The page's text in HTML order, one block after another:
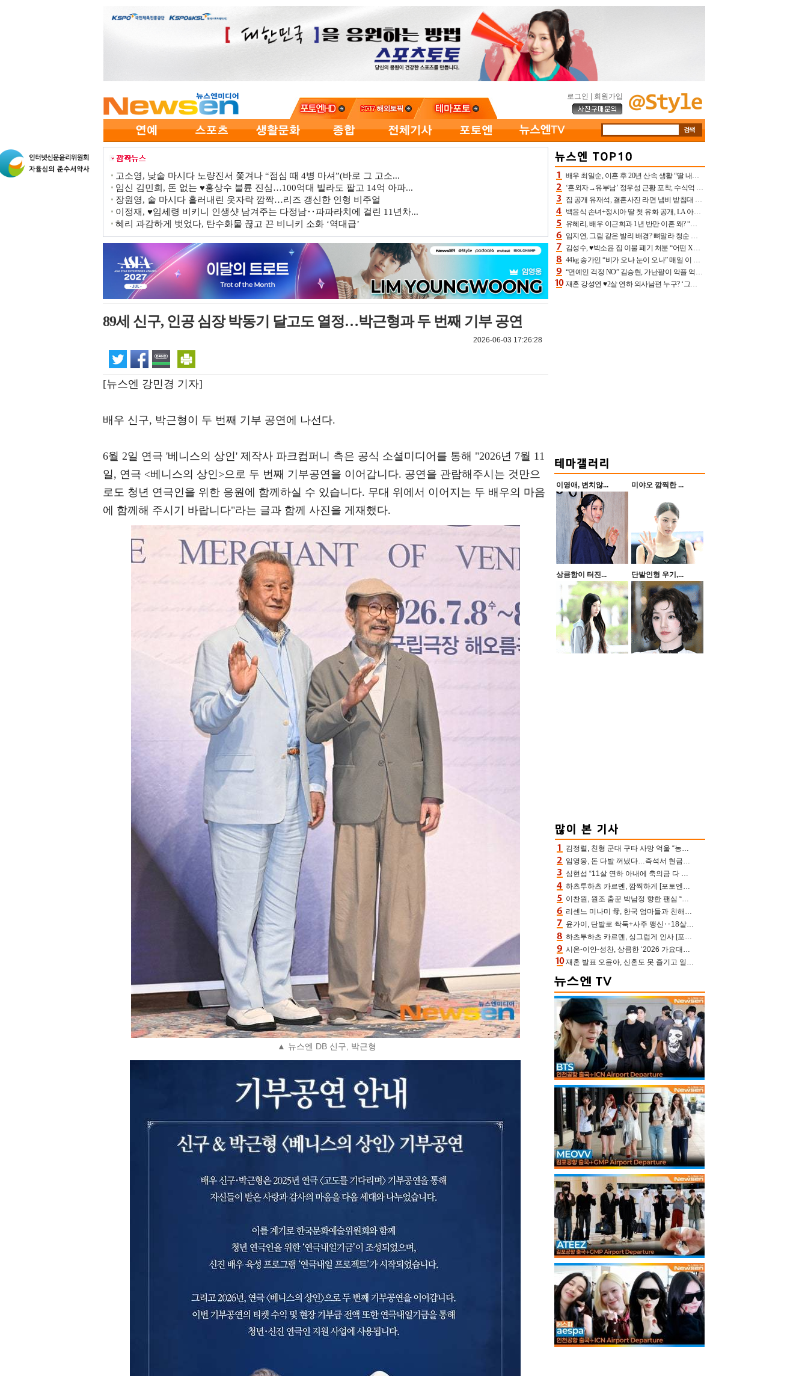
로그인 회원가입
고소영, 낮술 마시다 노량진서 쫓겨나 “점심 때 4병 마셔”(바로 그 고소...
임신 김민희, 돈 없는 ♥홍상수 불륜 진심…100억대 빌라도 팔고 14억 아파...
장원영, 술 마시다 흘러내린 옷자락 깜짝…리즈 갱신한 인형 비주얼
이정재, ♥임세령 비키니 인생샷 남겨주는 다정남‥파파라치에 걸린 11년차...
혜리 과감하게 벗었다, 탄수화물 끊고 끈 비니키 소화 ‘역대급’
89세 신구, 인공 심장 박동기 달고도 열정…박근형과 두 번째 기부 공연
2026-06-03 17:26:28
[뉴스엔 강민경 기자]
배우 신구, 박근형이 두 번째 기부 공연에 나선다.
6월 2일 연극 '베니스의 상인' 제작사 파크컴퍼니 측은 공식 소셜미디어를 통해 "2026년 7월 11
일, 연극 <베니스의 상인>으로 두 번째 기부공연을 이어갑니다. 공연을 관람해주시는 것만으
로도 청년 연극인을 위한 응원에 함께하실 수 있습니다. 무대 위에서 이어지는 두 배우의 마음
에 함께해 주시기 바랍니다"라는 글과 함께 사진을 게재했다.
▲ 뉴스엔 DB 신구, 박근형
배우 최일순, 이혼 후 20년 산속 생활 “딸 내가 버렸다고 원망‥맘 아파”(특종)[어제TV]
‘혼외자→유부남’ 정우성 근황 포착, 수식억 해킹 피해 후배 만났다 “존경하는”
집 공개 유재석, 결혼사진 라면 냄비 받침대 되고 분노‥가족사진도 피해(놀뭐)[어제TV]
백윤식 손녀+정시아 딸 첫 유화 공개, LA 아트쇼→서울국제조각페스타 작가다운 수준급 실력
유혜리, 배우 이근희과 1년 반만 이혼 왜? “식칼 꽂고 의자 던져” 충격 폭로(특종)[어제TV]
임지연, 그림 같은 발리 배경? 뼈말라 청순 비키니 핏에 상대 안 되네
김성수, ♥박소윤 집 이불 폐기 처분 “어떤 X이랑 썼을지 몰라” 질투(신랑수업2)[어제TV]
44kg 송가인 “비가 오나 눈이 오나” 매일 이 운동, 허벅지 근육량 상승+체지방 감소
“연예인 걱정 NO” 김승현, 가난팔이 악플 억울할만‥아내+딸과 日 여행
재혼 강성연 ♥2살 연하 의사남편 누구? ‘그알’ 자문의에 훈남 비주얼 초엘리트 스펙 [종합]
이영애, 변치않... 미야오 깜찍한 ...
상큼함이 터진... 단발인형 우기,...
김정렬, 친형 군대 구타 사망 억울 “농약사 처리, 범인 찾았지만…엄마는 이미 치매”(데이앤나잇)
임영웅, 돈 다발 꺼냈다…즉석서 현금으로 수당 챙겨주는 ‘구단주’
심현섭 “11살 연하 아내에 축의금 다 뺏겨, 집도 아내 명의” (동치미)[결정적장면]
하츠투하츠 카르멘, 깜찍하게 [포토엔HD]
이찬원, 원조 춤꾼 박남정 향한 팬심 “어머님 잘 계시지” 폭소(불후)
리센느 미나미 母, 한국 엄마들과 친해진 비결=BTS “최애 정국 얘기로 통해”(전참시)
윤가이, 단발로 싹둑+사주 맹신‥18살 연상 ♥장기하 반한 엉뚱·열정 매력(전참시)
하츠투하츠 카르멘, 싱그럽게 인사 [포토엔HD]
시온-이안-성찬, 상큼한 ‘2026 가요대전 썸머’ MC [포토엔HD]
재혼 발표 오윤아, 신혼도 못 즐기고 일만 “발달장애 子도 취업 1년차, 연차 없어”